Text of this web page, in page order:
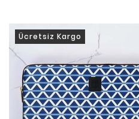
Ücretsiz Kargo